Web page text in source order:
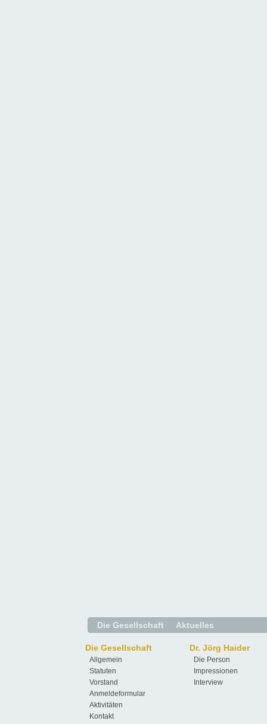
Die Gesellschaft Aktuelles
Die Gesellschaft
Allgemein
Statuten
Vorstand
Anmeldeformular
Aktivitäten
Kontakt
Dr. Jörg Haider
Die Person
Impressionen
Interview